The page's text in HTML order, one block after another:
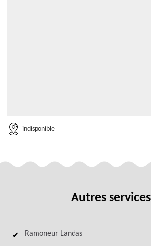
indisponible
Autres services
Ramoneur Landas